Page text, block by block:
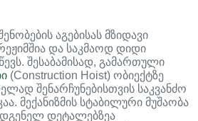
აგებისას მზიდავი
და საკმაოდ დიდი
შესაბამისად, გამართული
(Construction Hoist) ობიექტზე
შენარჩუნებისთვის საკვანძო
მექანიზმის სტაბილური მუშაობა
დეტალებზეა